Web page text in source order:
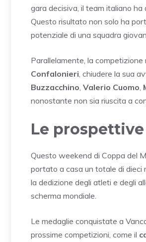
gara decisiva, il team italiano
Questo risultato non solo ha
potenziale di una squadra
Parallelamente, la
Confalonieri , chiudere la sua
Buzzacchino Valerio Cuomo
nonostante non sia riuscita a
Le
Questo weekend di Coppa del
portato a casa un totale di dieci
la dedizione degli atleti e degli
scherma mondiale.
Le medaglie conquistate a
prossime competizioni, come il